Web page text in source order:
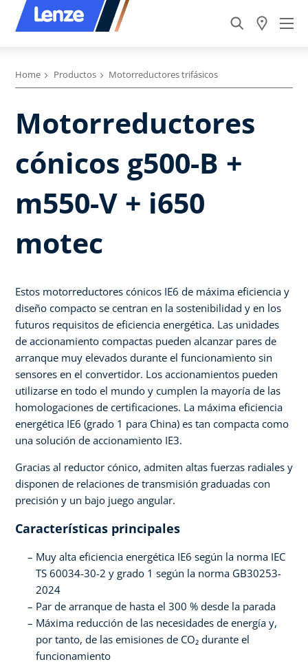
Home Productos Motorreductores trifásicos
Motorreductores
cónicos g500-B +
m550-V + i650
motec
Estos motorreductores cónicos IE6 de máxima eficiencia y
diseño compacto se centran en la sostenibilidad y en los
futuros requisitos de eficiencia energética. Las unidades
de accionamiento compactas pueden alcanzar pares de
arranque muy elevados durante el funcionamiento sin
sensores en el convertidor. Los accionamientos pueden
utilizarse en todo el mundo y cumplen la mayoría de las
homologaciones de certificaciones. La máxima eficiencia
energética IE6 (grado 1 para China) es tan compacta como
una solución de accionamiento IE3.
Gracias al reductor cónico, admiten altas fuerzas radiales y
disponen de relaciones de transmisión graduadas con
precisión y un bajo juego angular.
Características principales
Muy alta eficiencia energética IE6 según la norma IEC
TS 60034-30-2 y grado 1 según la norma GB30253-
2024
Par de arranque de hasta el 300 % desde la parada
Máxima reducción de las necesidades de energía y,
por tanto, de las emisiones de CO₂ durante el
funcionamiento